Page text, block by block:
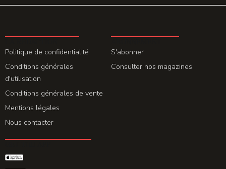
Politique de confidentialité
Conditions générales
d'utilisation
Conditions générales de vente
Mentions légales
Nous contacter
S'abonner
Consulter nos magazines